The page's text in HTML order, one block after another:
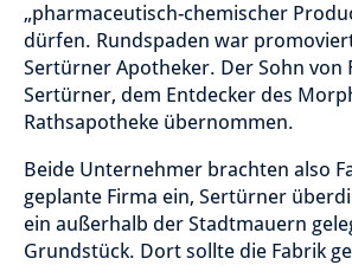
„pharmaceutisch-chemischer
dürfen. Rundspaden war
Sertürner Apotheker. Der Sohn von
Sertürner, dem Entdecker des
Rathsapotheke übernommen.
Beide Unternehmer brachten also
geplante Firma ein, Sertürner
ein außerhalb der Stadtmauern
Grundstück. Dort sollte die Fabrik